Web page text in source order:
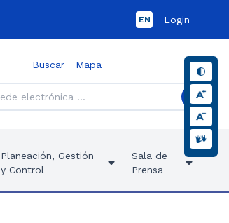
EN Login
Buscar Mapa
Planeación, Gestión
y Control
Sala de
Prensa